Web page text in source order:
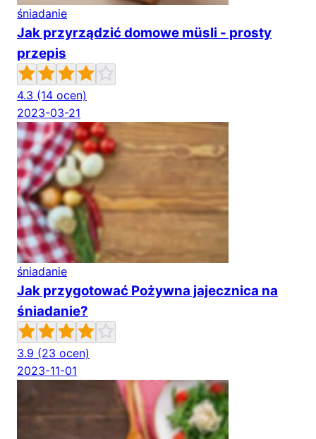
śniadanie
Jak przyrządzić domowe müsli - prosty
przepis
4.3 (14 ocen)
2023-03-21
śniadanie
Jak przygotować Pożywna jajecznica na
śniadanie?
3.9 (23 ocen)
2023-11-01